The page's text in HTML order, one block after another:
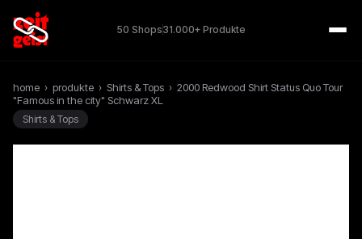
50 Shops31.000+ Produkte
home › produkte › Shirts & Tops › 2000 Redwood Shirt Status Quo Tour
"Famous in the city" Schwarz XL
Shirts & Tops